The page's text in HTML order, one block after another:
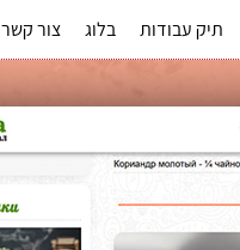
תיק עבודות בלוג צור קשר